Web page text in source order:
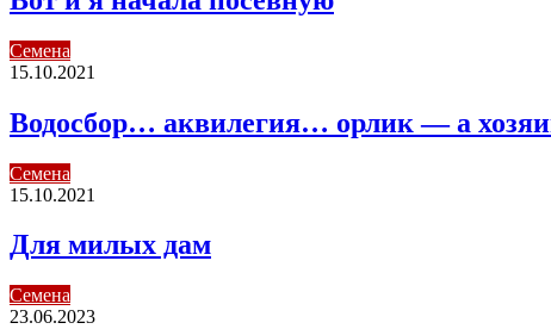
Семена
15.10.2021
Водосбор… аквилегия… орлик — а
Семена
15.10.2021
Для милых дам
Семена
23.06.2023